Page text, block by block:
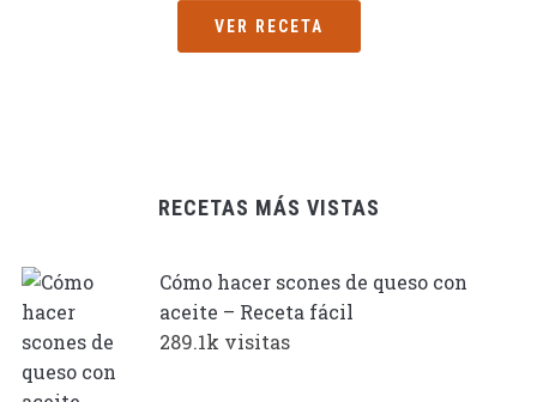
VER RECETA
RECETAS MÁS VISTAS
Cómo hacer scones de queso con
aceite – Receta fácil
289.1k visitas